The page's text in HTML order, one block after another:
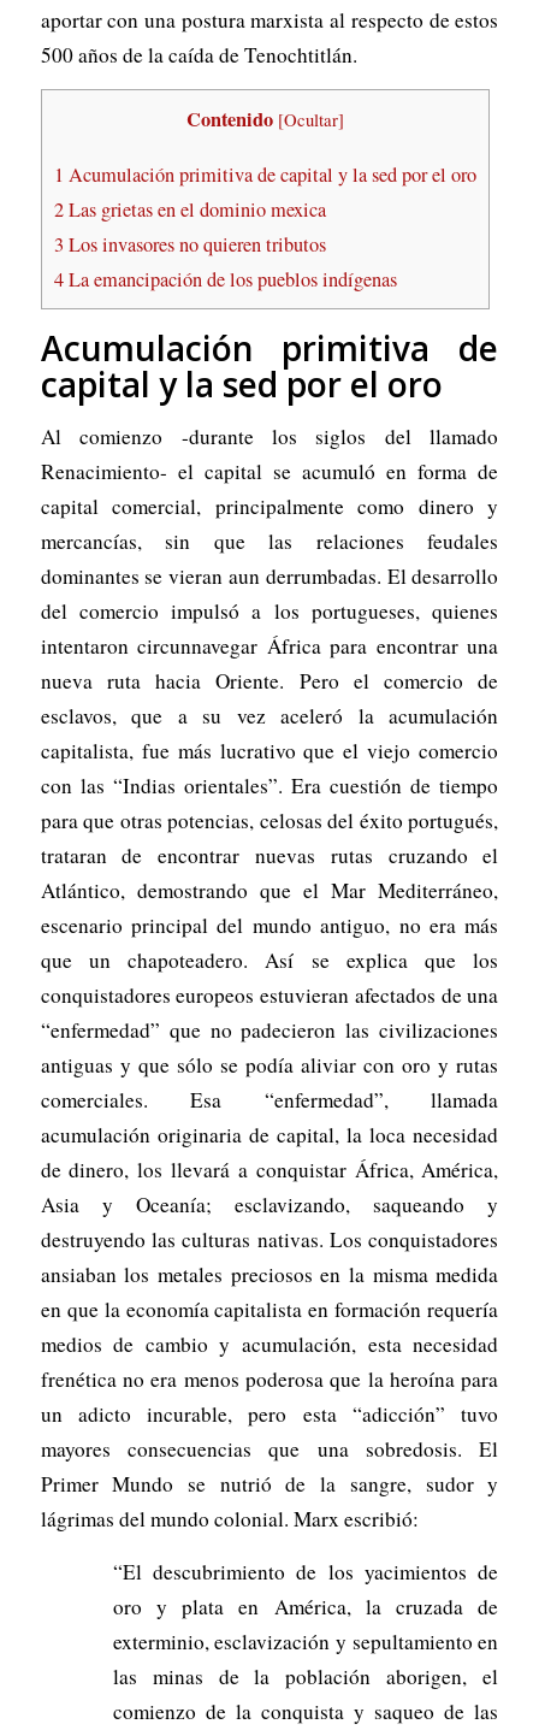
aportar con una postura marxista al respecto de estos
500 años de la caída de Tenochtitlán.
Contenido [Ocultar]
1 Acumulación primitiva de capital y la sed por el oro
2Las grietas en el dominio mexica
3 Los invasores no quieren tributos
4La emancipación de los pueblos indígenas
Acumulación primitiva de
capital y la sed por el oro
Al comienzo -durante los siglos del llamado
Renacimiento- el capital se acumuló en forma de
capital comercial, principalmente como dinero y
mercancías, sin que las relaciones feudales
dominantes se vieran aun derrumbadas. El desarrollo
del comercio impulsó a los portugueses, quienes
intentaron circunnavegar África para encontrar una
nueva ruta hacia Oriente. Pero el comercio de
esclavos, que a su vez aceleró la acumulación
capitalista, fue más lucrativo que el viejo comercio
con las “Indias orientales”. Era cuestión de tiempo
para que otras potencias, celosas del éxito portugués,
trataran de encontrar nuevas rutas cruzando el
Atlántico, demostrando que el Mar Mediterráneo,
escenario principal del mundo antiguo, no era más
que un chapoteadero. Así se explica que los
conquistadores europeos estuvieran afectados de una
“enfermedad” que no padecieron las civilizaciones
antiguas y que sólo se podía aliviar con oro y rutas
comerciales. Esa “enfermedad”, llamada
acumulación originaria de capital, la loca necesidad
de dinero, los llevará a conquistar África, América,
Asia y Oceanía; esclavizando, saqueando y
destruyendo las culturas nativas. Los conquistadores
ansiaban los metales preciosos en la misma medida
en que la economía capitalista en formación requería
medios de cambio y acumulación, esta necesidad
frenética no era menos poderosa que la heroína para
un adicto incurable, pero esta “adicción” tuvo
mayores consecuencias que una sobredosis. El
Primer Mundo se nutrió de la sangre, sudor y
lágrimas del mundo colonial. Marx escribió:
“El descubrimiento de los yacimientos de
oro y plata en América, la cruzada de
exterminio, esclavización y sepultamiento en
las minas de la población aborigen, el
comienzo de la conquista y saqueo de las